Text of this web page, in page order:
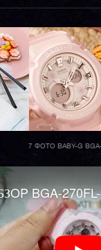
7 ФОТО BABY-G
BGA-